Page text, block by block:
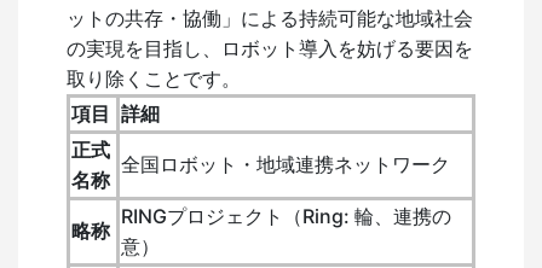
ットの共存・協働」による持続可能な地域社会
の実現を目指し、ロボット導入を妨げる要因を
取り除くことです。
項目 詳細
正式
名称
全国ロボット・地域連携ネットワーク
略称
RINGプロジェクト（Ring: 輪、連携の
意）